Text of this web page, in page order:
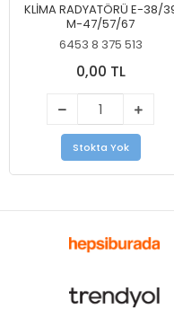
KLİMA RADYATÖRÜ E-38/
M-47/57/67
6453 8 375 513
0,00 TL
Stokta Yok